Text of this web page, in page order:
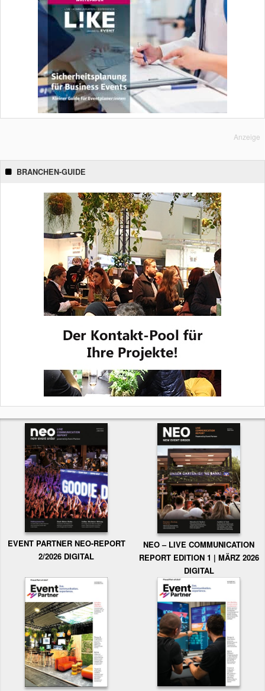
Anzeige
BRANCHEN-GUIDE
EVENT PARTNER NEO-REPORT
2/2026 DIGITAL
NEO – LIVE COMMUNICATION
REPORT EDITION 1 | MÄRZ 2026
DIGITAL